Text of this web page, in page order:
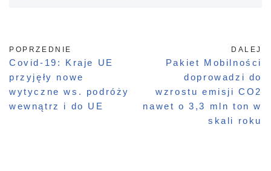
POPRZEDNIE
Covid-19: Kraje UE
przyjęły nowe
wytyczne ws. podróży
wewnątrz i do UE
DALEJ
Pakiet Mobilności
doprowadzi do
wzrostu emisji CO2
nawet o 3,3 mln ton w
skali roku